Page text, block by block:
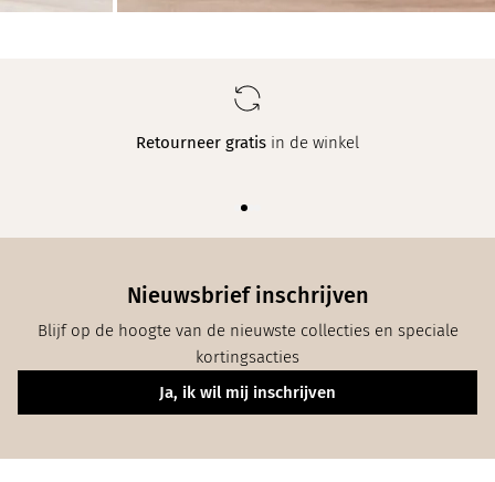
Retourneer gratis in de winkel
Nieuwsbrief inschrijven
Blijf op de hoogte van de nieuwste collecties en speciale
kortingsacties
Ja, ik wil mij inschrijven